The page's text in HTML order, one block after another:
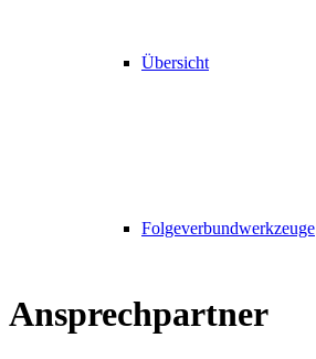
Übersicht
Folgeverbundwerkzeuge
Ansprechpartner